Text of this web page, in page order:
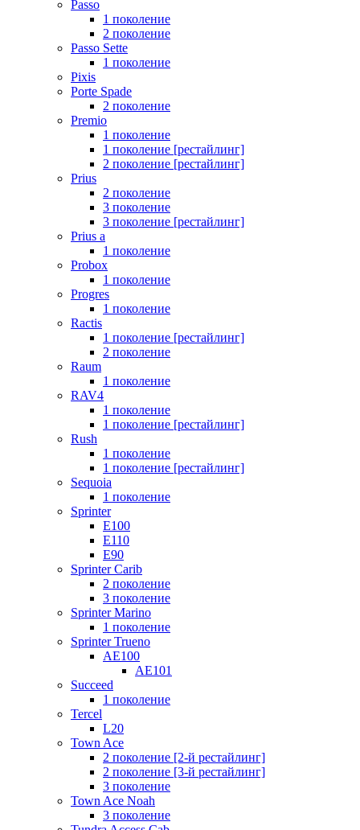
Passo
1 поколение
2 поколение
Passo Sette
1 поколение
Pixis
Porte Spade
2 поколение
Premio
1 поколение
1 поколение [рестайлинг]
2 поколение [рестайлинг]
Prius
2 поколение
3 поколение
3 поколение [рестайлинг]
Prius a
1 поколение
Probox
1 поколение
Progres
1 поколение
Ractis
1 поколение [рестайлинг]
2 поколение
Raum
1 поколение
RAV4
1 поколение
1 поколение [рестайлинг]
Rush
1 поколение
1 поколение [рестайлинг]
Sequoia
1 поколение
Sprinter
E100
E110
E90
Sprinter Carib
2 поколение
3 поколение
Sprinter Marino
1 поколение
Sprinter Trueno
AE100
AE101
Succeed
1 поколение
Tercel
L20
Town Ace
2 поколение [2-й рестайлинг]
2 поколение [3-й рестайлинг]
3 поколение
Town Ace Noah
3 поколение